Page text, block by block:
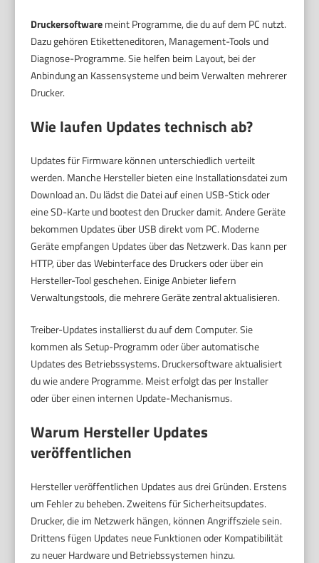
Druckersoftwaremeint Programme, die du auf dem PC nutzt.
Dazu gehören Etiketteneditoren, Management-Tools und
Diagnose-Programme. Sie helfen beim Layout, bei der
Anbindung an Kassensysteme und beim Verwalten mehrerer
Drucker.
Wie laufen Updates technisch ab?
Updates für Firmware können unterschiedlich verteilt
werden. Manche Hersteller bieten eine Installationsdatei zum
Download an. Du lädst die Datei auf einen USB-Stick oder
eine SD-Karte und bootest den Drucker damit. Andere Geräte
bekommen Updates über USB direkt vom PC. Moderne
Geräte empfangen Updates über das Netzwerk. Das kann per
HTTP, über das Webinterface des Druckers oder über ein
Hersteller-Tool geschehen. Einige Anbieter liefern
Verwaltungstools, die mehrere Geräte zentral aktualisieren.
Treiber-Updates installierst du auf dem Computer. Sie
kommen als Setup-Programm oder über automatische
Updates des Betriebssystems. Druckersoftware aktualisiert
du wie andere Programme. Meist erfolgt das per Installer
oder über einen internen Update-Mechanismus.
Warum Hersteller Updates
veröffentlichen
Hersteller veröffentlichen Updates aus drei Gründen. Erstens
um Fehler zu beheben. Zweitens für Sicherheitsupdates.
Drucker, die im Netzwerk hängen, können Angriffsziele sein.
Drittens fügen Updates neue Funktionen oder Kompatibilität
zu neuer Hardware und Betriebssystemen hinzu.